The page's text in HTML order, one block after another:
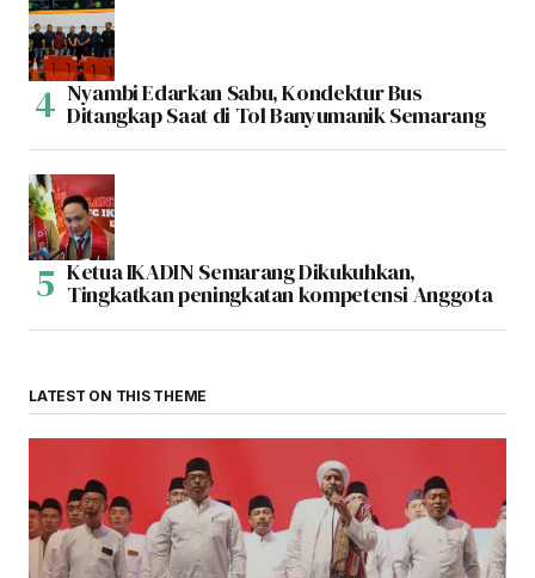
Nyambi Edarkan Sabu, Kondektur Bus
Ditangkap Saat di Tol Banyumanik Semarang
Ketua IKADIN Semarang Dikukuhkan,
Tingkatkan peningkatan kompetensi Anggota
LATEST ON THIS THEME